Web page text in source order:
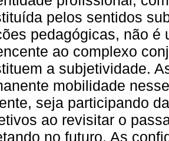
pelos sentidos
pedagógicas, não é
ao complexo
a subjetividade.
mobilidade
seja participando
ao revisitar o
no futuro. As